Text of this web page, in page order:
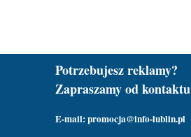
Potrzebujesz reklamy?
Zapraszamy od kontaktu
E-mail: promocja@info-lublin.pl